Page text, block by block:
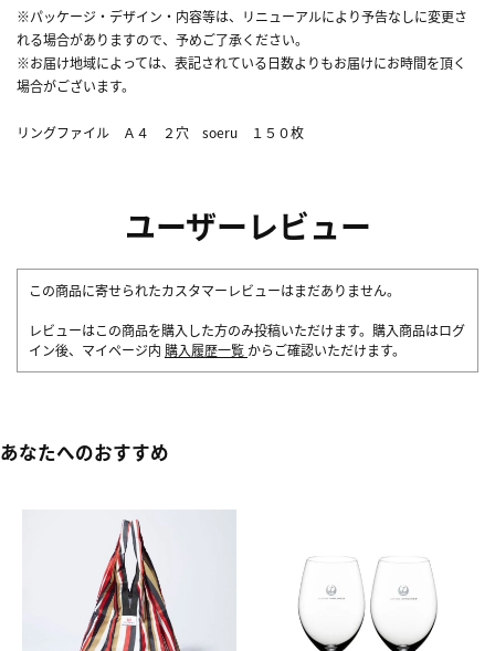
※パッケージ・デザイン・内容等は、リニューアルにより予告なしに変更さ
れる場合がありますので、予めご了承ください。
※お届け地域によっては、表記されている日数よりもお届けにお時間を頂く
場合がございます。
リングファイル Ａ４ ２穴 soeru １５０枚
ユーザーレビュー
この商品に寄せられたカスタマーレビューはまだありません。
レビューはこの商品を購入した方のみ投稿いただけます。購入商品はログ
イン後、マイページ内 購入履歴一覧 からご確認いただけます。
あなたへのおすすめ